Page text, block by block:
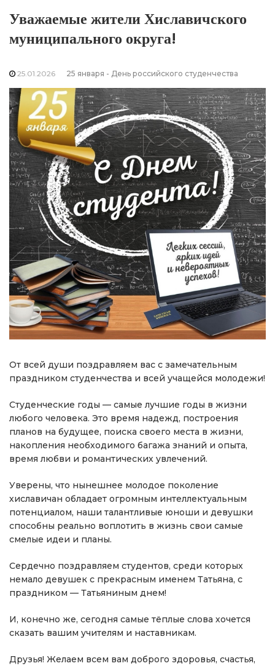
Уважаемые жители Хиславичского
муниципального округа!
25.01.2026 25 января - День российского студенчества
От всей души поздравляем вас с замечательным
праздником студенчества и всей учащейся молодежи!
Студенческие годы — самые лучшие годы в жизни
любого человека. Это время надежд, построения
планов на будущее, поиска своего места в жизни,
накопления необходимого багажа знаний и опыта,
время любви и романтических увлечений.
Уверены, что нынешнее молодое поколение
хиславичан обладает огромным интеллектуальным
потенциалом, наши талантливые юноши и девушки
способны реально воплотить в жизнь свои самые
смелые идеи и планы.
Сердечно поздравляем студентов, среди которых
немало девушек с прекрасным именем Татьяна, с
праздником — Татьяниным днем!
И, конечно же, сегодня самые тёплые слова хочется
сказать вашим учителям и наставникам.
Друзья! Желаем всем вам доброго здоровья, счастья,